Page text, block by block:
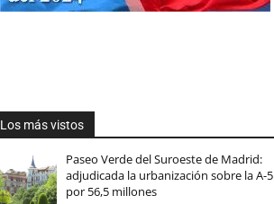
Los más vistos
Paseo Verde del Suroeste de Madrid:
adjudicada la urbanización sobre la A-5
por 56,5 millones